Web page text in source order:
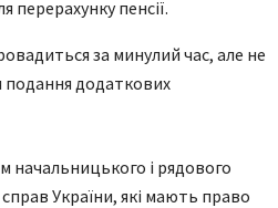
перерахунку пенсії.
за минулий час, але не
подання додаткових
начальницького і рядового
України, які мають право